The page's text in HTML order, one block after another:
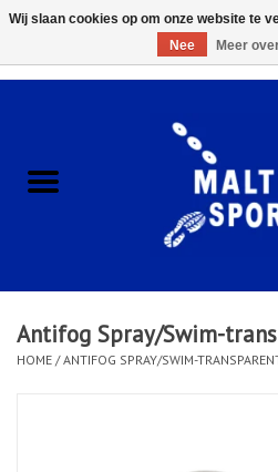
ACCESSOIRES/HARDWARE
KLEDING
CLUBSHOPS
Antifog Spray/Swim-
HOME /ANTIFOG SPRAY/SWIM-
Wij slaan cookies op om onze website te
Nee
Meer